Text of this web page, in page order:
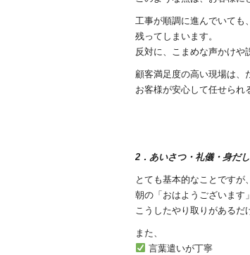
工事が順調に進んでいても
残ってしまいます。
反対に、こまめな声かけや
顧客満足度の高い現場は、
お客様が安心して任せられ
2．あいさつ・礼儀・身だ
とても基本的なことですが
朝の「おはようございます
こうしたやり取りがあるだ
また、
言葉遣いが丁寧